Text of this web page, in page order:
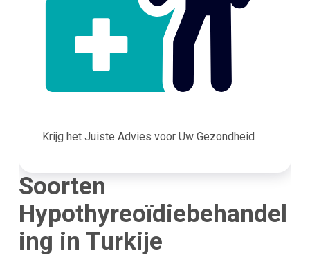
Krijg het Juiste Advies voor Uw Gezondheid
Soorten
Hypothyreoïdiebehandel
ing in Turkije